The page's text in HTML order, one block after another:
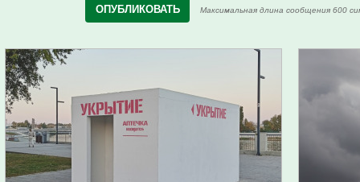
Максимальная длина сообщения 600